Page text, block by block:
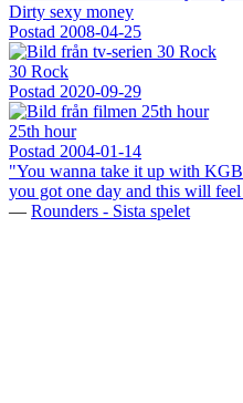
Dirty sexy money
Postad 2008-04-25
30 Rock
Postad 2020-09-29
25th hour
Postad 2004-01-14
"You wanna take it up with
you got one day and this will
— Rounders - Sista spelet